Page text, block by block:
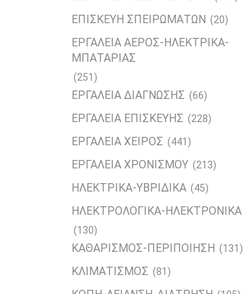
ΕΠΙΣΚΕΥΗ ΣΠΕΙΡΩΜΑΤΩΝ (20)
ΕΡΓΑΛΕΙΑ ΑΕΡΟΣ-ΗΛΕΚΤΡΙΚΑ-
ΜΠΑΤΑΡΙΑΣ
(251)
ΕΡΓΑΛΕΙΑ ΔΙΑΓΝΩΣΗΣ (66)
ΕΡΓΑΛΕΙΑ ΕΠΙΣΚΕΥΗΣ (228)
ΕΡΓΑΛΕΙΑ ΧΕΙΡΟΣ (441)
ΕΡΓΑΛΕΙΑ ΧΡΟΝΙΣΜΟΥ (213)
ΗΛΕΚΤΡΙΚΑ-ΥΒΡΙΔΙΚΑ (45)
ΗΛΕΚΤΡΟΛΟΓΙΚΑ-ΗΛΕΚΤΡΟΝΙΚΑ
(130)
ΚΑΘΑΡΙΣΜΟΣ-ΠΕΡΙΠΟΙΗΣΗ (131)
ΚΛΙΜΑΤΙΣΜΟΣ (81)